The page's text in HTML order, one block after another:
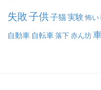
失敗子供子猫実験 怖い
自動車 自転車落下赤ん坊